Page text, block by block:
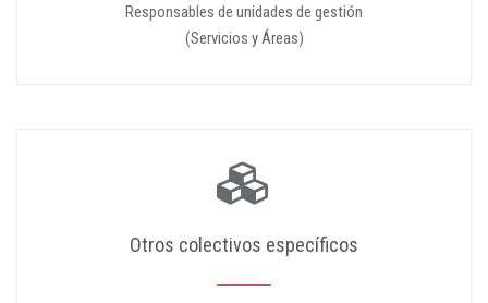
Responsables de unidades de gestión
(Servicios y Áreas)
Otros colectivos específicos